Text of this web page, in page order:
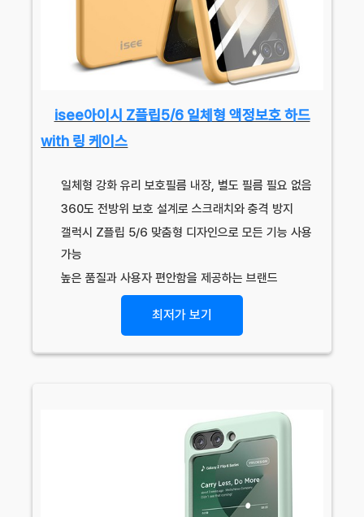
isee아이시 Z플립5/6 일체형 액정보호 하드
with 링 케이스
일체형 강화 유리 보호필름 내장, 별도 필름 필요 없음
360도 전방위 보호 설계로 스크래치와 충격 방지
갤럭시 Z플립 5/6 맞춤형 디자인으로 모든 기능 사용
가능
높은 품질과 사용자 편안함을 제공하는 브랜드
최저가 보기